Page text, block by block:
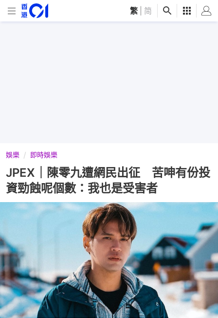
繁 简
娛樂 即時娛樂
JPEX｜陳零九遭網民出征 苦呻有份投
資勁蝕呢個數：我也是受害者